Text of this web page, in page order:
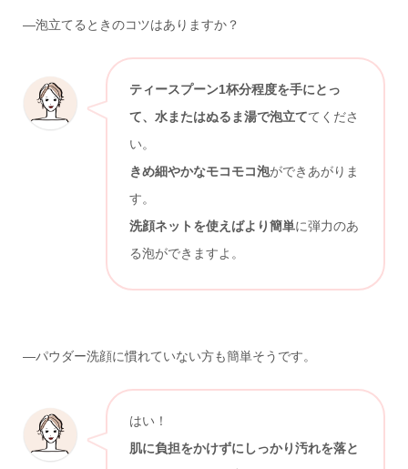
—泡立てるときのコツはありますか？
ティースプーン1杯分程度を手にとっ
て、水またはぬるま湯で泡立ててくださ
い。
きめ細やかなモコモコ泡ができあがりま
す。
洗顔ネットを使えばより簡単に弾力のあ
る泡ができますよ。
—パウダー洗顔に慣れていない方も簡単そうです。
はい！
肌に負担をかけずにしっかり汚れを落と